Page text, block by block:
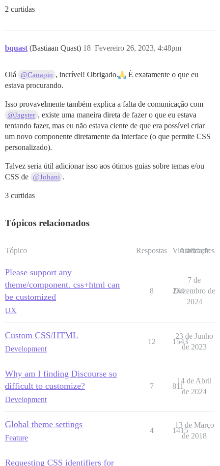
2 curtidas
bquast (Bastiaan Quast) Fevereiro 26, 2023, 4:48pm
18
Olá @Canapin , incrível! Obrigado.
É exatamente o que eu
estava procurando.
Isso provavelmente também explica a falta de comunicação com
@Jagster , existe uma maneira direta de fazer o que eu estava
tentando fazer, mas eu não estava ciente de que era possível criar
um novo componente diretamente da interface (o que permite CSS
personalizado).
Talvez seria útil adicionar isso aos ótimos guias sobre temas e/ou
CSS de @Johani .
3 curtidas
Tópicos relacionados
Tópico Respostas Visualizações
Atividade
Please support any
theme/component. css+html can
be customized
UX
8 244
7 de
Dezembro de
2024
Custom CSS/HTML
Development
12 1543
23 de Junho
de 2023
Why am I finding Discourse so
difficult to customize?
Development
7 811
14 de Abril
de 2024
Global theme settings
Feature
4 1415
13 de Março
de 2018
Requesting CSS identifiers for